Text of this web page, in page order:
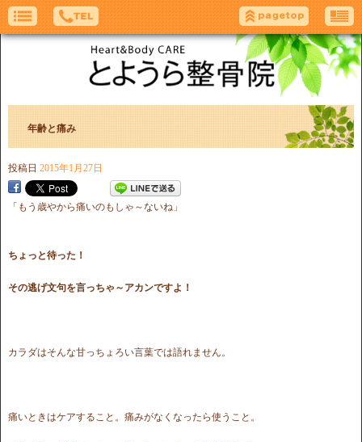
年齢と痛み
投稿日 2015年1月27日
「もう歳やから痛いのもしゃ～ないね」
ちょっと待った！
その逃げ文句を言っちゃ～アカンですよ！
カラダはそんな甘っちょろい言葉では語れません。
痛いときはケアすること。痛みがなくなったら使うこと。